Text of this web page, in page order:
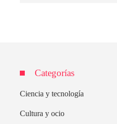
Categorías
Ciencia y tecnología
Cultura y ocio